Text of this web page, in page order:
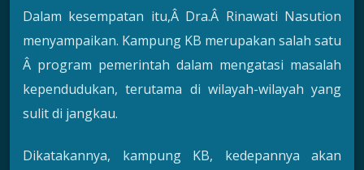
Dalam kesempatan itu,Â Dra.Â Rinawati Nasution
menyampaikan. Kampung KB merupakan salah satu
Â program pemerintah dalam mengatasi masalah
kependudukan, terutama di wilayah-wilayah yang
sulit di jangkau.
Dikatakannya, kampung KB, kedepannya akan